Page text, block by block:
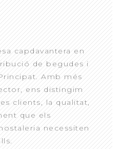
capdavantera en
de begudes i
Amb més
ens distingim
clients, la qualitat,
que els
necessiten